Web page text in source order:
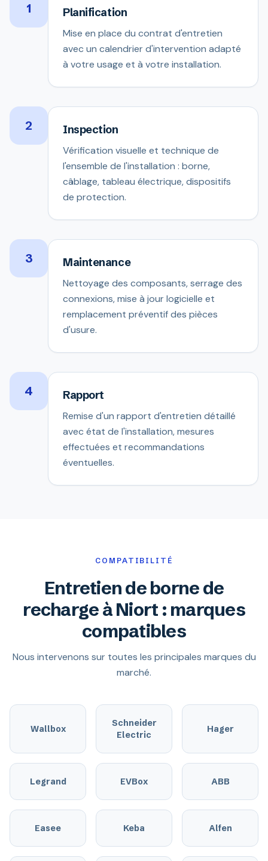
1 Planification
Mise en place du contrat d'entretien
avec un calendrier d'intervention adapté
à votre usage et à votre installation.
2 Inspection
Vérification visuelle et technique de
l'ensemble de l'installation : borne,
câblage, tableau électrique, dispositifs
de protection.
3 Maintenance
Nettoyage des composants, serrage des
connexions, mise à jour logicielle et
remplacement préventif des pièces
d'usure.
4 Rapport
Remise d'un rapport d'entretien détaillé
avec état de l'installation, mesures
effectuées et recommandations
éventuelles.
COMPATIBILITÉ
Entretien de borne de
recharge à Niort : marques
compatibles
Nous intervenons sur toutes les principales marques du
marché.
Wallbox
Schneider
Electric
Hager
Legrand EVBox ABB
Easee Keba Alfen